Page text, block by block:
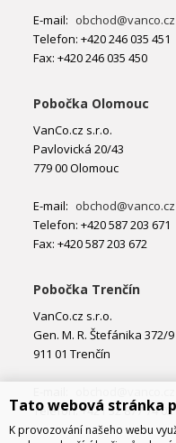
E-mail: obchod@vanco.cz
Telefon: +420 246 035 451
Fax: +420 246 035 450
Pobočka Olomouc
VanCo.cz s.r.o.
Pavlovická 20/43
779 00 Olomouc
E-mail: obchod@vanco.cz
Telefon: +420 587 203 671
Fax: +420 587 203 672
Pobočka Trenčín
VanCo.cz s.r.o.
Gen. M. R. Štefánika 372/9
911 01 Trenčín
Telefon: +421 32 877 74 02
Tato webová stránka
K provozování našeho webu